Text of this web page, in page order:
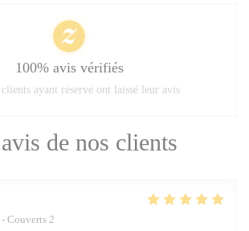
de nos clients
Couverts 2
100% avis vérifiés
clients ayant réservé ont laissé leur avis